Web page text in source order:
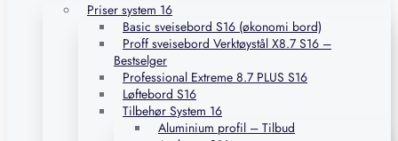
Priser system 16
Basic sveisebord S16 (økonomi bord)
Proff sveisebord Verktøystål X8.7 S16 –
Bestselger
Professional Extreme 8.7 PLUS S16
Løftebord S16
Tilbehør System 16
Aluminium profil – Tilbud